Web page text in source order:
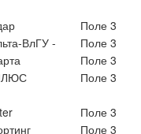
Поле 3
ВлГУ -
Поле 3
Поле 3
Поле 3
Поле 3
Поле 3